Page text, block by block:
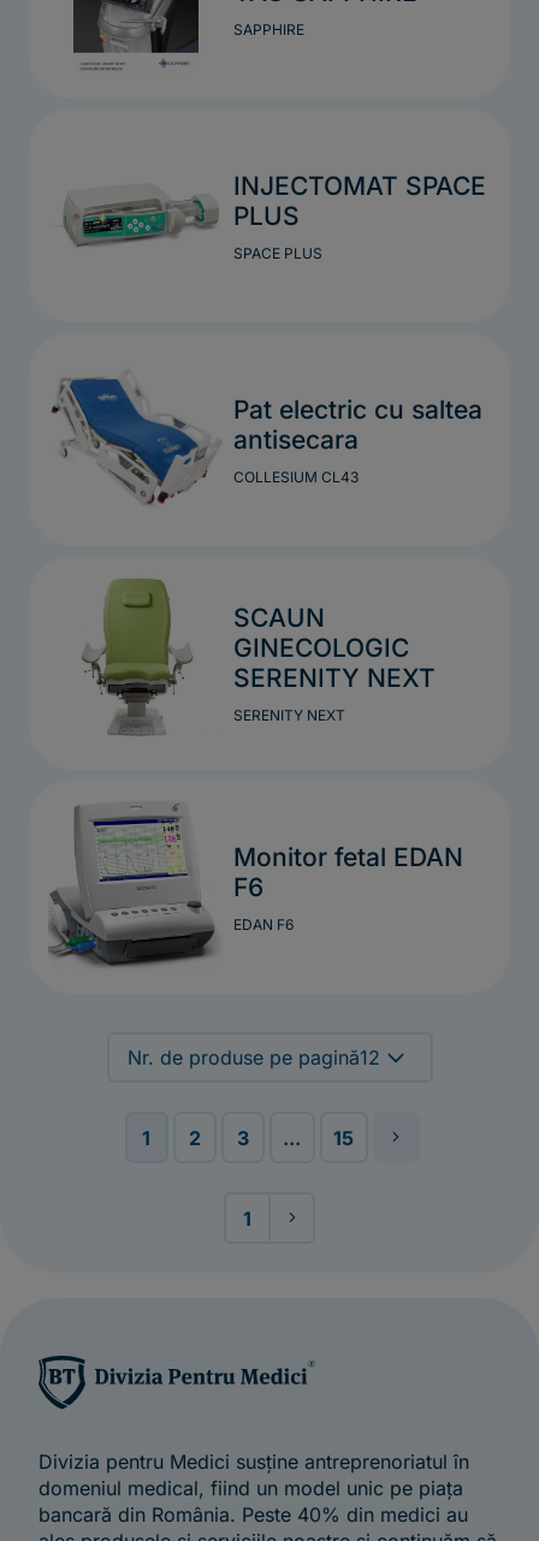
SAPPHIRE
INJECTOMAT SPACE
PLUS
SPACE PLUS
Pat electric cu saltea
antisecara
COLLESIUM CL43
SCAUN
GINECOLOGIC
SERENITY NEXT
SERENITY NEXT
Monitor fetal EDAN
F6
EDAN F6
Nr. de produse pe pagină12
1 2 3 ... 15
1
Divizia pentru Medici susține antreprenoriatul în
domeniul medical, fiind un model unic pe piața
bancară din România. Peste 40% din medici au